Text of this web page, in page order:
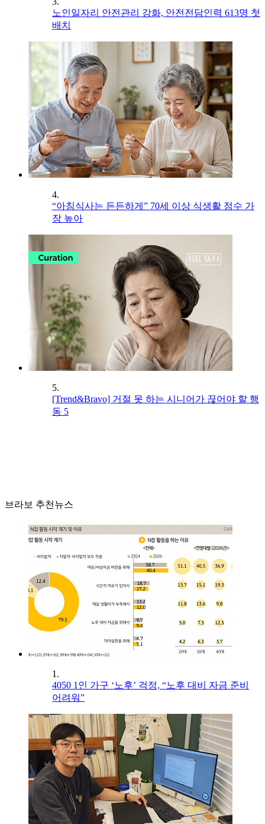
노인일자리 안전관리 강화, 안전전담인력 613명 첫
배치
4.
“아침식사는 든든하게” 70세 이상 식생활 점수 가
장 높아
5.
[Trend&Bravo] 거절 못 하는 시니어가 끊어야 할 행
동 5
브라보 추천뉴스
1.
4050 1인 가구 ‘노후’ 걱정, “노후 대비 자금 준비
어려워”